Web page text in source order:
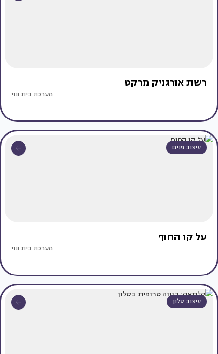
רשת אורגניק מרקט
מערכת בית ונוי
עיצוב פנים
על קו החוף
מערכת בית ונוי
עיצוב סלון